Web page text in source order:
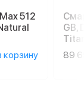
512
корзину
GB,
89